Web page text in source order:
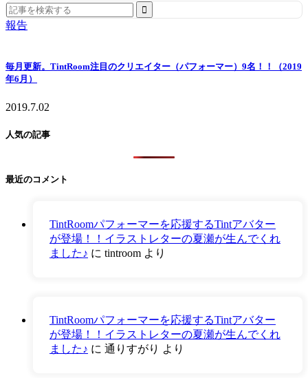
Search
for:
報告
毎月更新。TintRoom注目のクリエイター（パフォーマー）9名！！（2019
年6月）
2019.7.02
人気の記事
最近のコメント
TintRoomパフォーマーを応援するTintアバター
が登場！！イラストレターの夏瀬が生んでくれ
ました♪ に tintroom より
TintRoomパフォーマーを応援するTintアバター
が登場！！イラストレターの夏瀬が生んでくれ
ました♪ に 通りすがり より